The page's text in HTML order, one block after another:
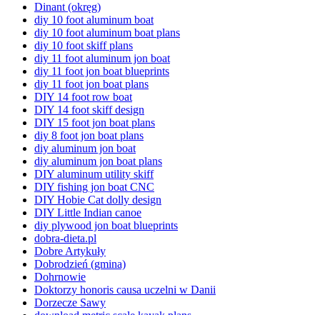
Dinant (okręg)
diy 10 foot aluminum boat
diy 10 foot aluminum boat plans
diy 10 foot skiff plans
diy 11 foot aluminum jon boat
diy 11 foot jon boat blueprints
diy 11 foot jon boat plans
DIY 14 foot row boat
DIY 14 foot skiff design
DIY 15 foot jon boat plans
diy 8 foot jon boat plans
diy aluminum jon boat
diy aluminum jon boat plans
DIY aluminum utility skiff
DIY fishing jon boat CNC
DIY Hobie Cat dolly design
DIY Little Indian canoe
diy plywood jon boat blueprints
dobra-dieta.pl
Dobre Artykuły
Dobrodzień (gmina)
Dohrnowie
Doktorzy honoris causa uczelni w Danii
Dorzecze Sawy